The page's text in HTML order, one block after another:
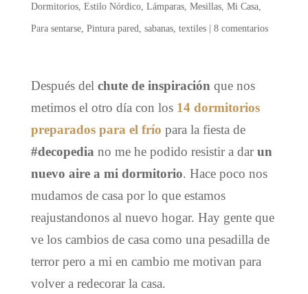
Dormitorios, Estilo Nórdico, Lámparas, Mesillas, Mi Casa,
Para sentarse, Pintura pared sabanas, textiles| 8 comentarios
Después del chute de inspiración que nos
metimos el otro día con los 14 dormitorios
preparados para el frío para la fiesta de
#decopedia no me he podido resistir a darun
nuevo aire a mi dormitorio. Hace poco nos
mudamos de casa por lo que estamos
reajustandonos al nuevo hogar. Hay gente que
ve los cambios de casa como una pesadilla de
terror pero a mi en cambio me motivan para
volver a redecorar la casa.